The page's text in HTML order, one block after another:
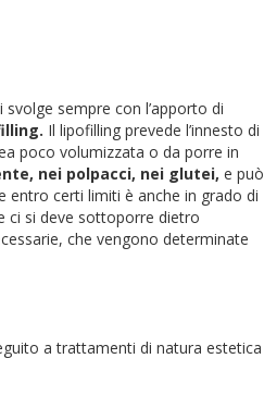
sempre con l’apporto di
Il lipofilling prevede l’innesto di
poco volumizzata o da porre in
nei polpacci, nei glutei, e può
entro certi limiti è anche in grado di
ci si deve sottoporre dietro
che vengono determinate
a trattamenti di natura estetica